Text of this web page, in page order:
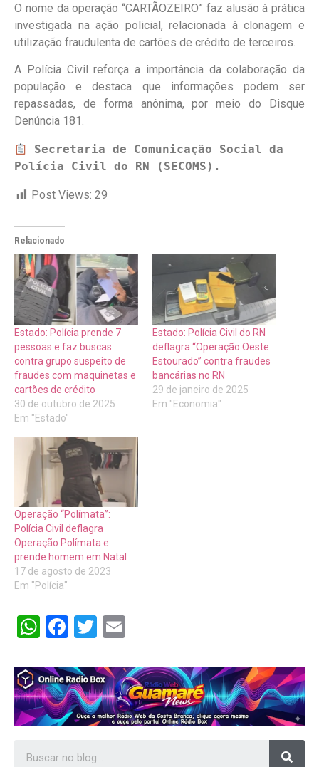
O nome da operação “CARTÃOZEIRO” faz alusão à prática
investigada na ação policial, relacionada à clonagem e
utilização fraudulenta de cartões de crédito de terceiros.
A Polícia Civil reforça a importância da colaboração da
população e destaca que informações podem ser
repassadas, de forma anônima, por meio do Disque
Denúncia 181.
Secretaria de Comunicação Social da
Polícia Civil do RN (SECOMS).
Post Views: 29
Relacionado
Estado: Polícia prende 7
pessoas e faz buscas
contra grupo suspeito de
fraudes com maquinetas e
cartões de crédito
30 de outubro de 2025
Em "Estado"
Estado: Polícia Civil do RN
deflagra “Operação Oeste
Estourado” contra fraudes
bancárias no RN
29 de janeiro de 2025
Em "Economia"
Operação “Polímata”:
Polícia Civil deflagra
Operação Polímata e
prende homem em Natal
17 de agosto de 2023
Em "Polícia"
WhatsApp
Facebook
Twitter